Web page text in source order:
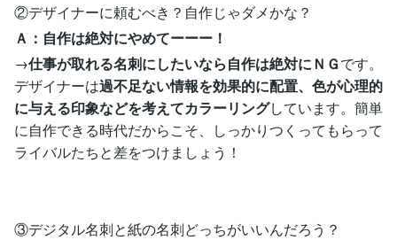
②デザイナーに頼むべき？自作じゃダメかな？
Ａ：自作は絶対にやめてーーー！
→仕事が取れる名刺にしたいなら自作は絶対にＮＧです。
デザイナーは過不足ない情報を効果的に配置、色が心理的
に与える印象などを考えてカラーリングしています。簡単
に自作できる時代だからこそ、しっかりつくってもらって
ライバルたちと差をつけましょう！
③デジタル名刺と紙の名刺どっちがいいんだろう？